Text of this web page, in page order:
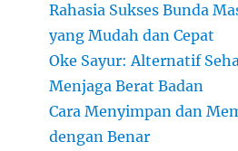
Rahasia Sukses Bunda
yang Mudah dan Cepat
Oke Sayur: Alternatif
Menjaga Berat Badan
Cara Menyimpan dan
dengan Benar